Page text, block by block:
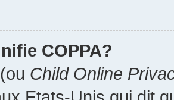
COPPA?
Child Online